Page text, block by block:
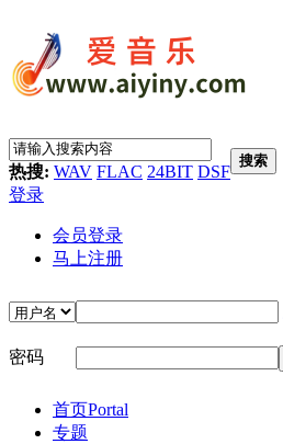
热搜: WAV FLAC 24BIT DSF
搜索
登录
会员登录
马上注册
密码
首页Portal
专题